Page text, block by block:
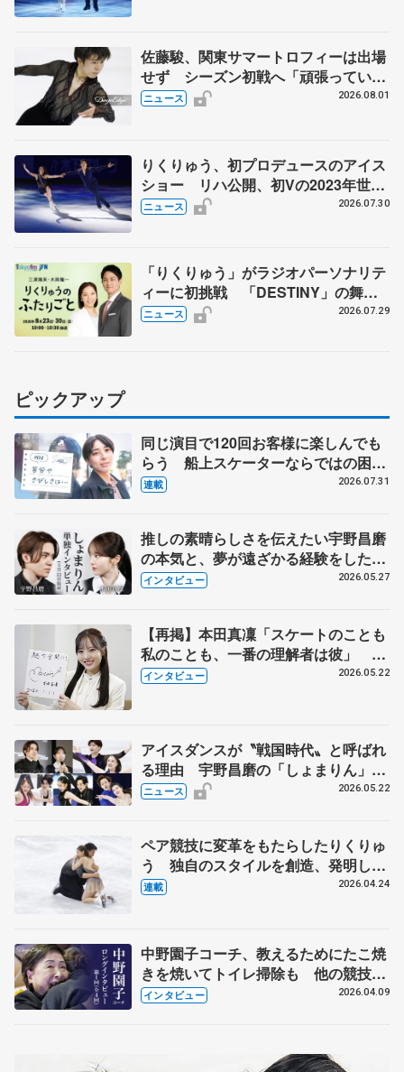
佐藤駿、関東サマートロフィーは出場
せず シーズン初戦へ「頑張っていき
ます」
ニュース 2026.08.01
りくりゅう、初プロデュースのアイス
ショー リハ公開、初Vの2023年世界
選手権のSP披露 ハゼボロ、チョク
ニュース 2026.07.30
「りくりゅう」がラジオパーソナリテ
ィーに初挑戦 「DESTINY」の舞台
裏エピソードも
ニュース 2026.07.29
ピックアップ
同じ演目で120回お客様に楽しんでも
らう 船上スケーターならではの困難
とは 影響あったPIW前キャプテン松
連載 2026.07.31
推しの素晴らしさを伝えたい宇野昌磨
の本気と、夢が遠ざかる経験をした本
田真凜の覚悟
インタビュー 2026.05.27
【再掲】本田真凜「スケートのことも
私のことも、一番の理解者は彼」 引
退時の単独インタビューで語った競技
インタビュー 2026.05.22
アイスダンスが〝戦国時代〟と呼ばれ
る理由 宇野昌磨の「しょまりん」ら
実力者が相次いで参戦 国内の競争激
ニュース 2026.05.22
ペア競技に変革をもたらしたりくりゅ
う 独自のスタイルを創造、発明した
【引退発表後②】
連載 2026.04.24
中野園子コーチ、教えるためにたこ焼
きを焼いてトイレ掃除も 他の競技に
も通用するという坂本花織の筋肉
インタビュー 2026.04.09